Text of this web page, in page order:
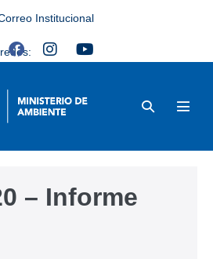
Institucional
– Informe